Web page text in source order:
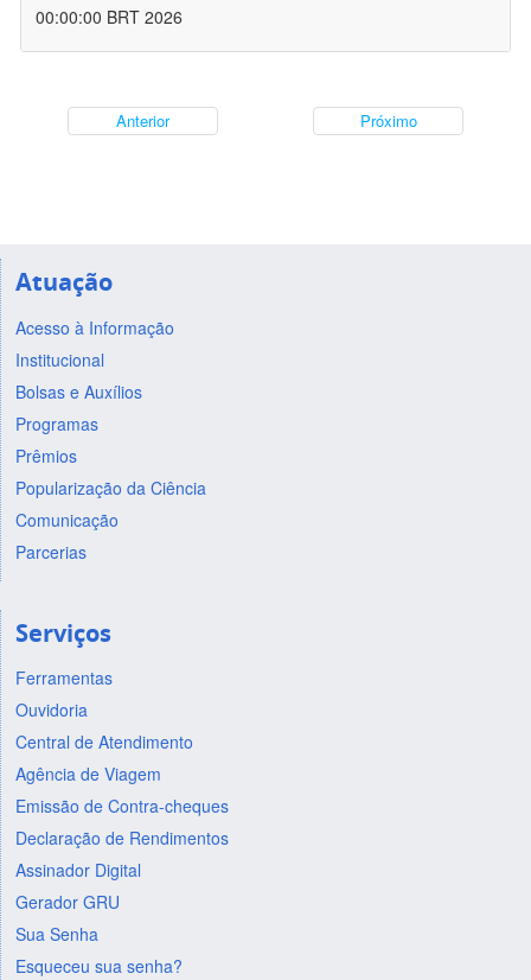
00:00:00 BRT 2026
Anterior Próximo
Atuação
Acesso à Informação
Institucional
Bolsas e Auxílios
Programas
Prêmios
Popularização da Ciência
Comunicação
Parcerias
Serviços
Ferramentas
Ouvidoria
Central de Atendimento
Agência de Viagem
Emissão de Contra-cheques
Declaração de Rendimentos
Assinador Digital
Gerador GRU
Sua Senha
Esqueceu sua senha?